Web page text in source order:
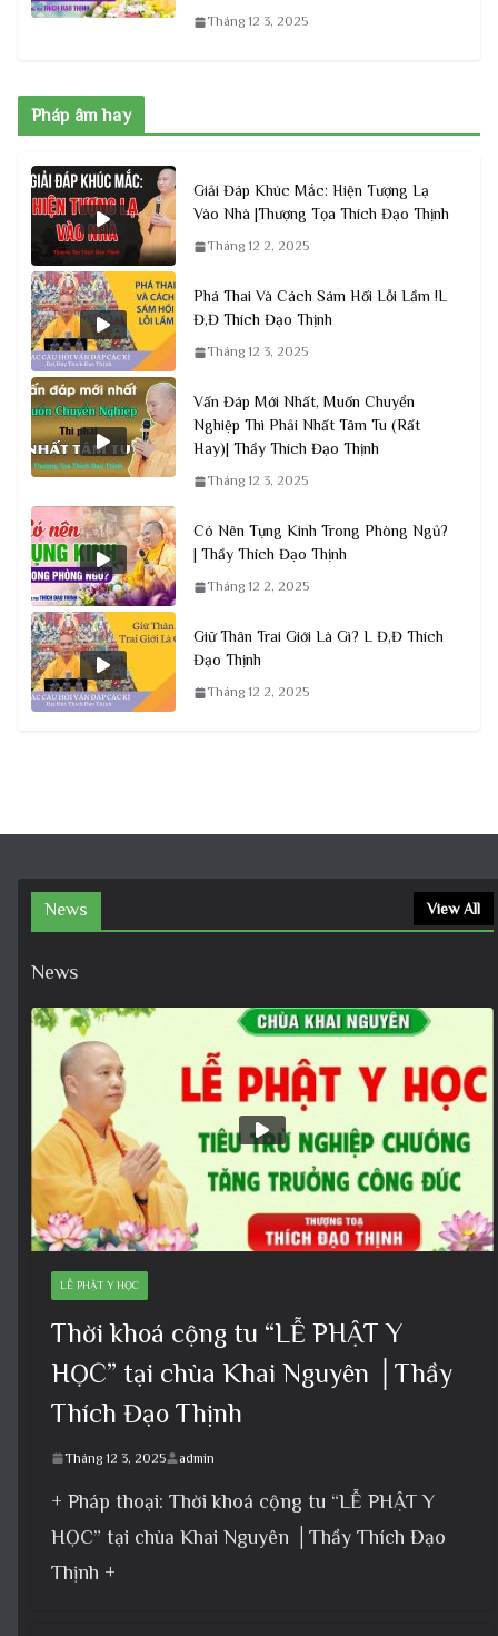
Tháng 12 3, 2025
Pháp âm hay
Giải Đáp Khúc Mắc: Hiện Tượng Lạ
Vào Nhà |Thượng Tọa Thích Đạo Thịnh
Tháng 12 2, 2025
Phá Thai Và Cách Sám Hối Lỗi Lầm !L
Đ,Đ Thích Đạo Thịnh
Tháng 12 3, 2025
Vấn Đáp Mới Nhất, Muốn Chuyển
Nghiệp Thì Phải Nhất Tâm Tu (Rất
Hay)| Thầy Thích Đạo Thịnh
Tháng 12 3, 2025
Có Nên Tụng Kinh Trong Phòng Ngủ?
| Thầy Thích Đạo Thịnh
Tháng 12 2, 2025
Giữ Thân Trai Giới Là Gì? L Đ,Đ Thích
Đạo Thịnh
Tháng 12 2, 2025
News View All
News
LỄ PHẬT Y HỌC
Thời khoá cộng tu “LỄ PHẬT Y
HỌC” tại chùa Khai Nguyên │Thầy
Thích Đạo Thịnh
Tháng 12 3, 2025 admin
+ Pháp thoại: Thời khoá cộng tu “LỄ PHẬT Y
HỌC” tại chùa Khai Nguyên │Thầy Thích Đạo
Thịnh +